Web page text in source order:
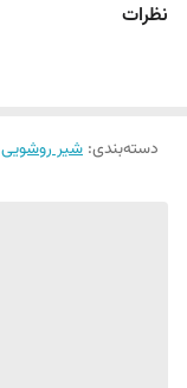
نظرات
دسته‌بندی: شیر روشویی